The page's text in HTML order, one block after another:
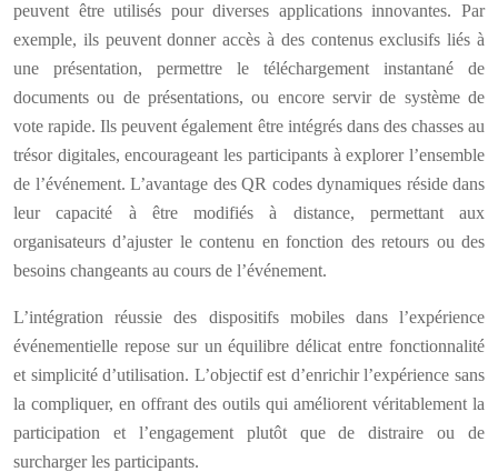
peuvent être utilisés pour diverses applications innovantes. Par
exemple, ils peuvent donner accès à des contenus exclusifs liés à
une présentation, permettre le téléchargement instantané de
documents ou de présentations, ou encore servir de système de
vote rapide. Ils peuvent également être intégrés dans des chasses au
trésor digitales, encourageant les participants à explorer l’ensemble
de l’événement. L’avantage des QR codes dynamiques réside dans
leur capacité à être modifiés à distance, permettant aux
organisateurs d’ajuster le contenu en fonction des retours ou des
besoins changeants au cours de l’événement.
L’intégration réussie des dispositifs mobiles dans l’expérience
événementielle repose sur un équilibre délicat entre fonctionnalité
et simplicité d’utilisation. L’objectif est d’enrichir l’expérience sans
la compliquer, en offrant des outils qui améliorent véritablement la
participation et l’engagement plutôt que de distraire ou de
surcharger les participants.